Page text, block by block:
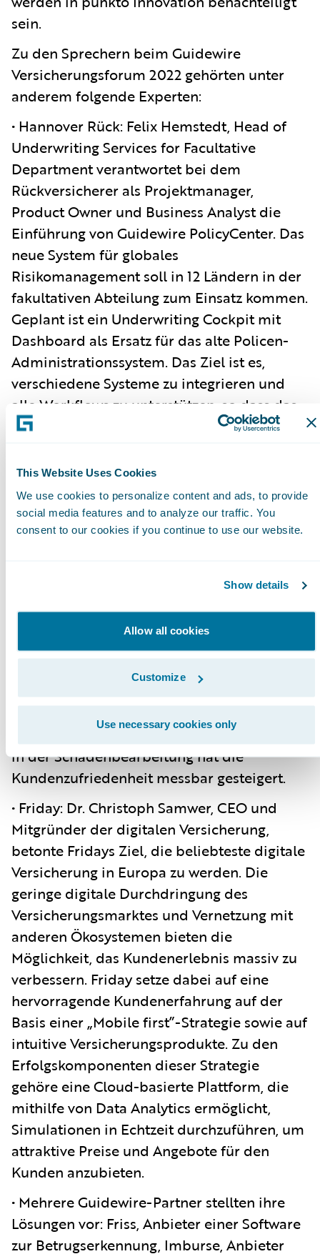
This Website Uses Cookies
We use cookies to personalize content and ads, to provide
social media features and to analyze our traffic. You
consent to our cookies if you continue to use our website.
Show details
Allow all cookies
Customize
Use necessary cookies only
sein.
Zu den Sprechern beim Guidewire
Versicherungsforum 2022 gehörten unter
anderem folgende Experten:
• Hannover Rück: Felix Hemstedt, Head of
Underwriting Services for Facultative
Department verantwortet bei dem
Rückversicherer als Projektmanager,
Product Owner und Business Analyst die
Einführung von Guidewire PolicyCenter. Das
neue System für globales
Risikomanagement soll in 12 Ländern in der
fakultativen Abteilung zum Einsatz kommen.
Geplant ist ein Underwriting Cockpit mit
Dashboard als Ersatz für das alte Policen-
Administrationssystem. Das Ziel ist es,
verschiedene Systeme zu integrieren und
alle Workflows zu unterstützen, so dass das
IT-System immer auf dem neuesten Stand
beginnen.
• Tryg: Steen Wung Sung, VP Finance &
Development bei einem der größten
skandinavischen Schaden- und
Automatisierung die Schadenbearbeitung
vereinfacht hat. Versicherte profitieren
dabei von der schnellen und nahtlosen
Interaktion. Tryg als Versicherer ist in der
von Sprachanalyse und virtuellem Coaching
in der Schadenbearbeitung hat die
Kundenzufriedenheit messbar gesteigert.
• Friday: Dr. Christoph Samwer, CEO und
Mitgründer der digitalen Versicherung,
betonte Fridays Ziel, die beliebteste digitale
Versicherung in Europa zu werden. Die
geringe digitale Durchdringung des
Versicherungsmarktes und Vernetzung mit
anderen Ökosystemen bieten die
Möglichkeit, das Kundenerlebnis massiv zu
verbessern. Friday setze dabei auf eine
hervorragende Kundenerfahrung auf der
Basis einer „Mobile first”-Strategie sowie auf
intuitive Versicherungsprodukte. Zu den
Erfolgskomponenten dieser Strategie
gehöre eine Cloud-basierte Plattform, die
mithilfe von Data Analytics ermöglicht,
Simulationen in Echtzeit durchzuführen, um
attraktive Preise und Angebote für den
Kunden anzubieten.
• Mehrere Guidewire-Partner stellten ihre
Lösungen vor: Friss, Anbieter einer Software
zur Betrugserkennung, Imburse, Anbieter